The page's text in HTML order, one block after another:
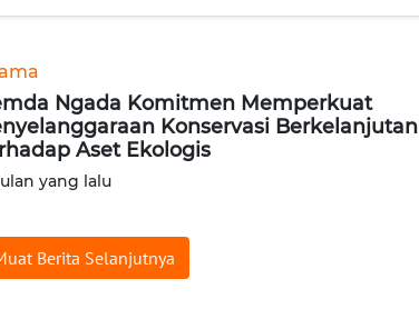
Ngada Komitmen Memperkuat
Konservasi Berkelanjutan
Aset Ekologis
yang lalu
Berita Selanjutnya